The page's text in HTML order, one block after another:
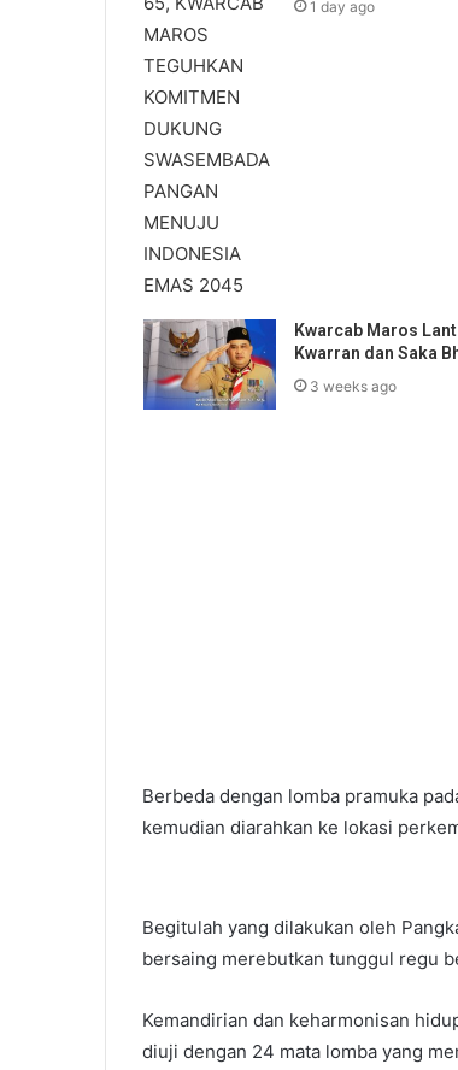
1 day ago
Kwarcab Maros
Kwarran dan Saka
3 weeks ago
Berbeda dengan lomba pramuka
kemudian diarahkan ke lokasi
Begitulah yang dilakukan oleh
bersaing merebutkan tunggul regu
Kemandirian dan keharmonisan
diuji dengan 24 mata lomba yang